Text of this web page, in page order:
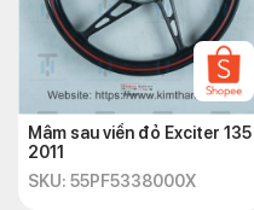
Mâm sau viền đỏ Exciter 135
2011
SKU: 55PF5338000X